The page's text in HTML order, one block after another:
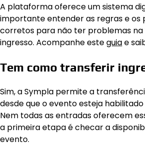
A plataforma oferece um sistema
importante entender as regras e os
corretos para não ter problemas na
ingresso. Acompanhe esteguiae
Tem como transferir
Sim, a Sympla permite a
desde que o evento esteja
Nem todas as entradas oferecem
a primeira etapa é checar a
evento.